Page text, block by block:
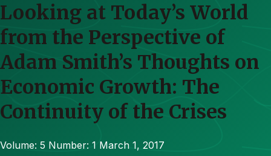
Looking at Today’s World
from the Perspective of
Adam Smith’s Thoughts on
Economic Growth: The
Continuity of the Crises
Volume: 5 Number: 1 March 1, 2017